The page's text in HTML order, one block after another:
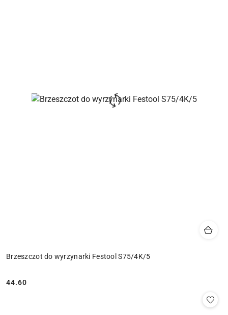
Brzeszczot do wyrzynarki Festool S75/4K/5
Cena:
44.60